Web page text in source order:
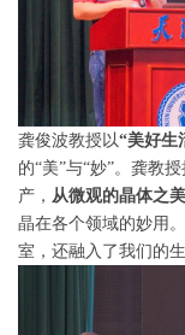
龚俊波教授以“美好生
的“美”与“妙”。龚教
产， 从微观的晶体之
晶在各个领域的妙用
室，还融入了我们的